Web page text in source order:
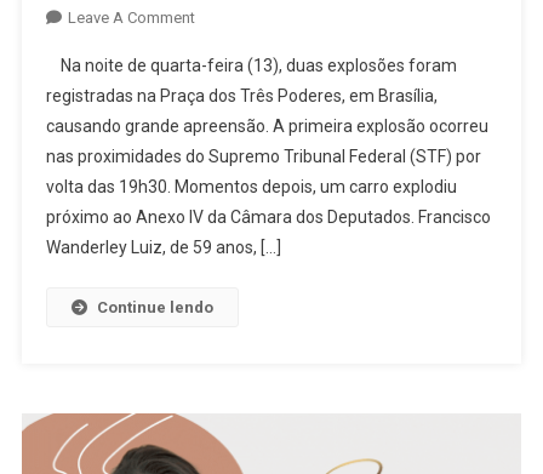
Leave A CommentOn
Mostra
Momento
Em
Que
Homem-
Bomba
Explode
Na noite de quarta-feira (13), duas explosões foram
registradas na Praça dos Três Poderes, em Brasília,
causando grande apreensão. A primeira explosão ocorreu
nas proximidades do Supremo Tribunal Federal (STF) por
volta das 19h30. Momentos depois, um carro explodiu
próximo ao Anexo IV da Câmara dos Deputados. Francisco
Wanderley Luiz, de 59 anos, […]
Continue lendo